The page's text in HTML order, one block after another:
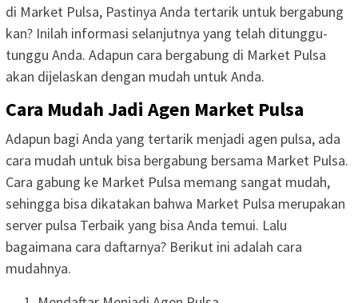
di Market Pulsa, Pastinya Anda tertarik untuk bergabung
kan? Inilah informasi selanjutnya yang telah ditunggu-
tunggu Anda. Adapun cara bergabung di Market Pulsa
akan dijelaskan dengan mudah untuk Anda.
Cara Mudah Jadi Agen Market Pulsa
Adapun bagi Anda yang tertarik menjadi agen pulsa, ada
cara mudah untuk bisa bergabung bersama Market Pulsa.
Cara gabung ke Market Pulsa memang sangat mudah,
sehingga bisa dikatakan bahwa Market Pulsa merupakan
server pulsa Terbaik yang bisa Anda temui. Lalu
bagaimana cara daftarnya? Berikut ini adalah cara
mudahnya.